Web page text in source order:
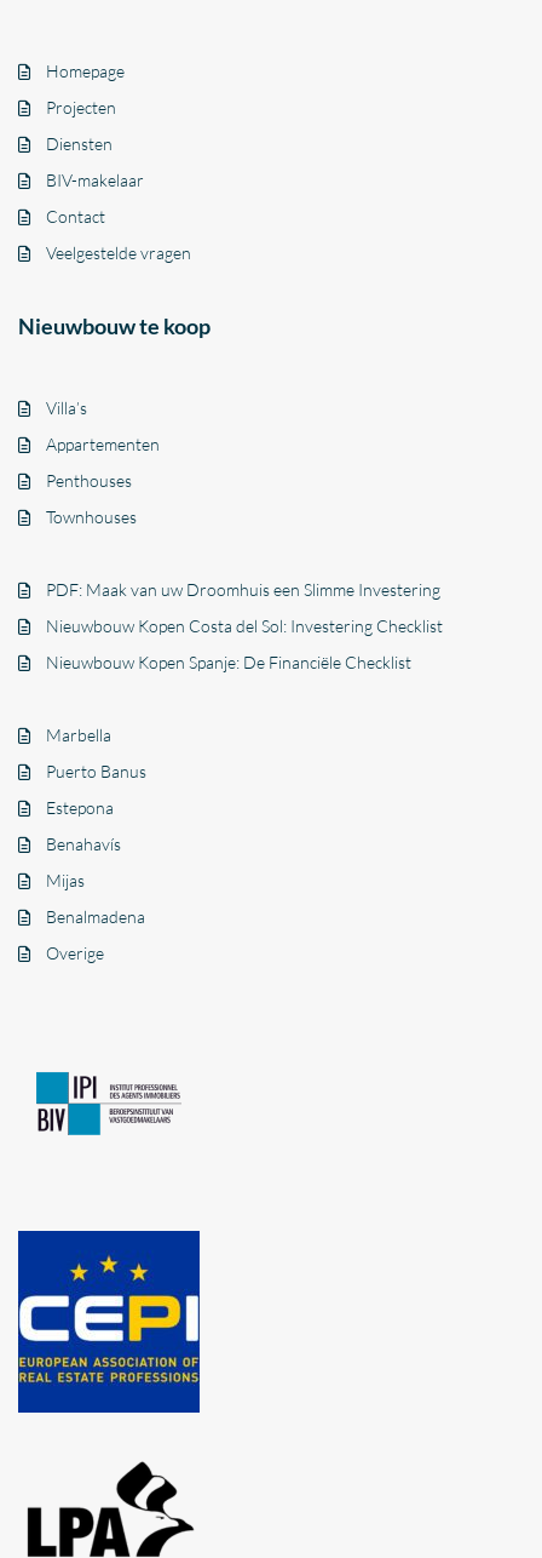
Homepage
Projecten
Diensten
BIV-makelaar
Contact
Veelgestelde vragen
Nieuwbouw te koop
Villa’s
Appartementen
Penthouses
Townhouses
PDF: Maak van uw Droomhuis een Slimme Investering
Nieuwbouw Kopen Costa del Sol: Investering Checklist
Nieuwbouw Kopen Spanje: De Financiële Checklist
Marbella
Puerto Banus
Estepona
Benahavís
Mijas
Benalmadena
Overige